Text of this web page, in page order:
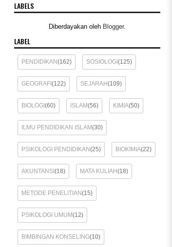
LABELS
Diberdayakan oleh Blogger.
LABEL
PENDIDIKAN(162) SOSIOLOGI(125)
GEOGRAFI(122) SEJARAH(109)
BIOLOGI(60) ISLAM(56) KIMIA(50)
ILMU PENDIDIKAN ISLAM(30)
PSIKOLOGI PENDIDIKAN(25) BIOKIMIA(22)
AKUNTANSI(18) MATA KULIAH(18)
METODE PENELITIAN(15)
PSIKOLOGI UMUM(12)
BIMBINGAN KONSELING(10)